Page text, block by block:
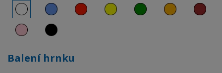
Balení hrnku